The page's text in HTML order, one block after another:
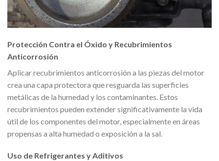
Protección Contra el Óxido y Recubrimientos
Anticorrosión
Aplicar recubrimientos anticorrosión a las piezas del motor
crea una capa protectora que resguarda las superficies
metálicas de la humedad y los contaminantes. Estos
recubrimientos pueden extender significativamente la vida
útil de los componentes del motor, especialmente en áreas
propensas a alta humedad o exposición a la sal.
Uso de Refrigerantes y Aditivos